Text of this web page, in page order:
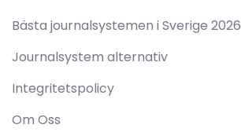
Bästa journalsystemen i Sverige 2026
Journalsystem alternativ
Integritetspolicy
Om Oss